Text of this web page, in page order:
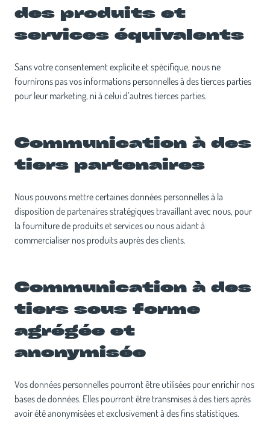
des produits et
services équivalents
Sans votre consentement explicite et spécifique, nous ne
fournirons pas vos informations personnelles à des tierces parties
pour leur marketing, ni à celui d’autres tierces parties.
Communication à des
tiers partenaires
Nous pouvons mettre certaines données personnelles à la
disposition de partenaires stratégiques travaillant avec nous, pour
la fourniture de produits et services ou nous aidant à
commercialiser nos produits auprès des clients.
Communication à des
tiers sous forme
agrégée et
anonymisée
Vos données personnelles pourront être utilisées pour enrichir nos
bases de données. Elles pourront être transmises à des tiers après
avoir été anonymisées et exclusivement à des fins statistiques.